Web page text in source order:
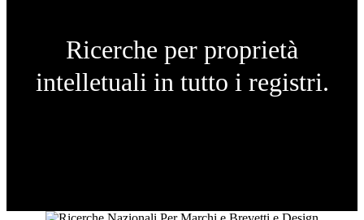
Ricerche per proprietà
intelletuali in tutto i registri.